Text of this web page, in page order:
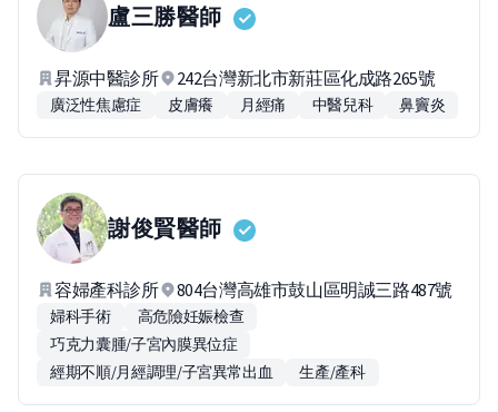
盧三勝醫師
昇源中醫診所 242台灣新北市新莊區化成路265號
廣泛性焦慮症 皮膚癢 月經痛 中醫兒科 鼻竇炎
謝俊賢醫師
容婦產科診所 804台灣高雄市鼓山區明誠三路487號
婦科手術
高危險妊娠檢查
巧克力囊腫/子宮內膜異位症
經期不順/月經調理/子宮異常出血
生產/產科